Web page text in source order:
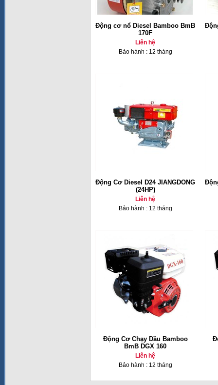
Động cơ nổ Diesel Bamboo BmB
170F
Liên hệ
Bảo hành : 12 tháng
Động Cơ Diesel D24 JIANGDONG
(24HP)
Liên hệ
Bảo hành : 12 tháng
Động Cơ Chạy Dầu Bamboo
BmB DGX 160
Liên hệ
Bảo hành : 12 tháng